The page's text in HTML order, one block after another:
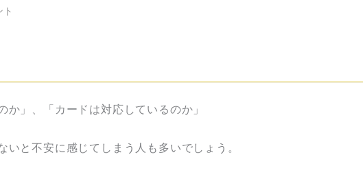
」、「カードは対応しているのか」
いと不安に感じてしまう人も多いでしょう。